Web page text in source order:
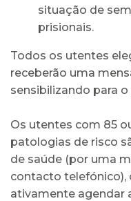
situação de
prisionais.
Todos os utentes
receberão uma
sensibilizando para
Os utentes com 85
patologias de risco
de saúde (por uma
contacto
ativamente agendar